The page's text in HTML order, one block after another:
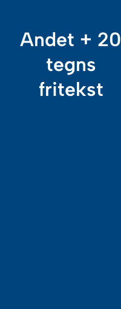
Andet + 20
tegns
fritekst